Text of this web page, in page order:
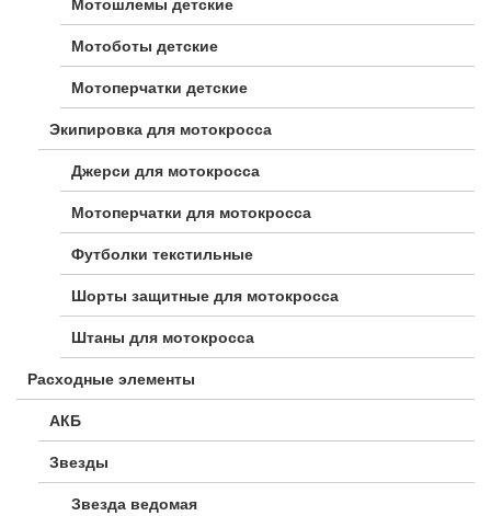
Мотошлемы детские
Мотоботы детские
Мотоперчатки детские
Экипировка для мотокросса
Джерси для мотокросса
Мотоперчатки для мотокросса
Футболки текстильные
Шорты защитные для мотокросса
Штаны для мотокросса
Расходные элементы
АКБ
Звезды
Звезда ведомая